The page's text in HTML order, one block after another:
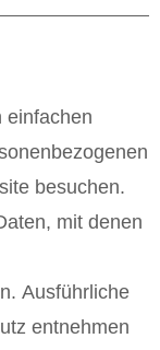
einfachen
besuchen.
mit denen
Ausführliche
entnehmen